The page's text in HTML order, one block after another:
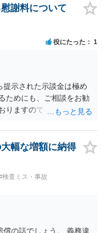
謝料について
役にたった 1
示された示談金は極め
ためにも、ご相談をお勧
りますので、お問い合わ
幅な増額に納得
検査ミス・事故
の話でしょう。 義務違